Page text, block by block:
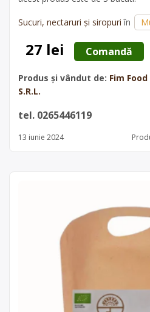
Sucuri, nectaruri și siropuri în
27 lei Comandă
Produs și vândut de: Fim
S.R.L.
tel. 0265446119
13 iunie 2024